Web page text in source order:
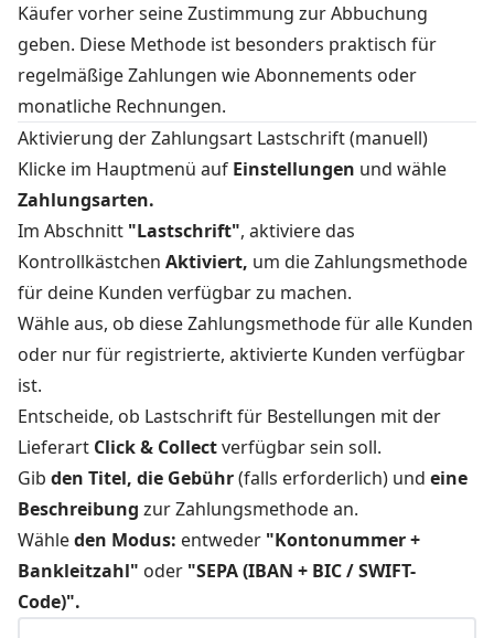
Käufer vorher seine Zustimmung zur Abbuchung
geben. Diese Methode ist besonders praktisch für
regelmäßige Zahlungen wie Abonnements oder
monatliche Rechnungen.
Aktivierung der Zahlungsart Lastschrift (manuell)
Klicke im Hauptmenü auf Einstellungen und wähle
Zahlungsarten.
Im Abschnitt "Lastschrift", aktiviere das
Kontrollkästchen Aktiviert, um die Zahlungsmethode
für deine Kunden verfügbar zu machen.
Wähle aus, ob diese Zahlungsmethode für alle Kunden
oder nur für registrierte, aktivierte Kunden verfügbar
ist.
Entscheide, ob Lastschrift für Bestellungen mit der
Lieferart Click & Collectverfügbar sein soll.
Gib den Titel, die Gebühr(falls erforderlich) und eine
Beschreibung zur Zahlungsmethode an.
Wähleden Modus: entweder "Kontonummer +
Bankleitzahl" oder "SEPA (IBAN + BIC / SWIFT-
Code)".